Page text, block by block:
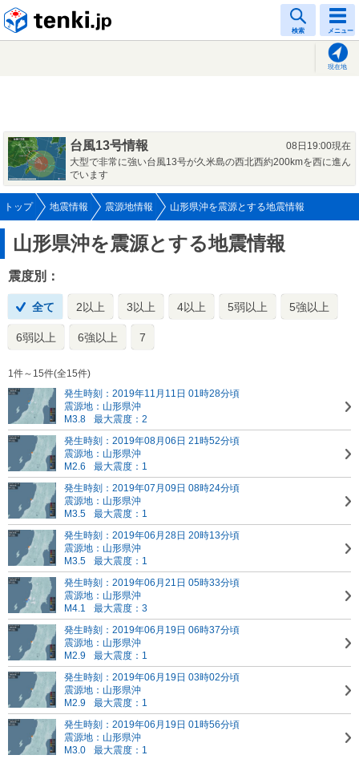
検索 メニュー
現在地
台風13号情報
08日19:00現在
大型で非常に強い台風13号が久米島の西北西約200kmを西に進ん
でいます
トップ 地震情報 震源地情報 山形県沖を震源とする地震情報
山形県沖を震源とする地震情報
震度別：
全て 2以上 3以上 4以上 5弱以上 5強以上
6弱以上 6強以上 7
1件～15件(全15件)
発生時刻：2019年11月11日 01時28分頃
震源地：山形県沖
M3.8
最大震度：2
発生時刻：2019年08月06日 21時52分頃
震源地：山形県沖
M2.6
最大震度：1
発生時刻：2019年07月09日 08時24分頃
震源地：山形県沖
M3.5
最大震度：1
発生時刻：2019年06月28日 20時13分頃
震源地：山形県沖
M3.5
最大震度：1
発生時刻：2019年06月21日 05時33分頃
震源地：山形県沖
M4.1
最大震度：3
発生時刻：2019年06月19日 06時37分頃
震源地：山形県沖
M2.9
最大震度：1
発生時刻：2019年06月19日 03時02分頃
震源地：山形県沖
M2.9
最大震度：1
発生時刻：2019年06月19日 01時56分頃
震源地：山形県沖
M3.0
最大震度：1